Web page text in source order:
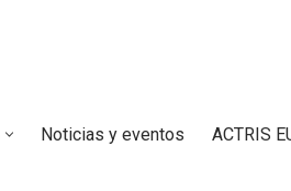
Noticias y eventos ACTRIS